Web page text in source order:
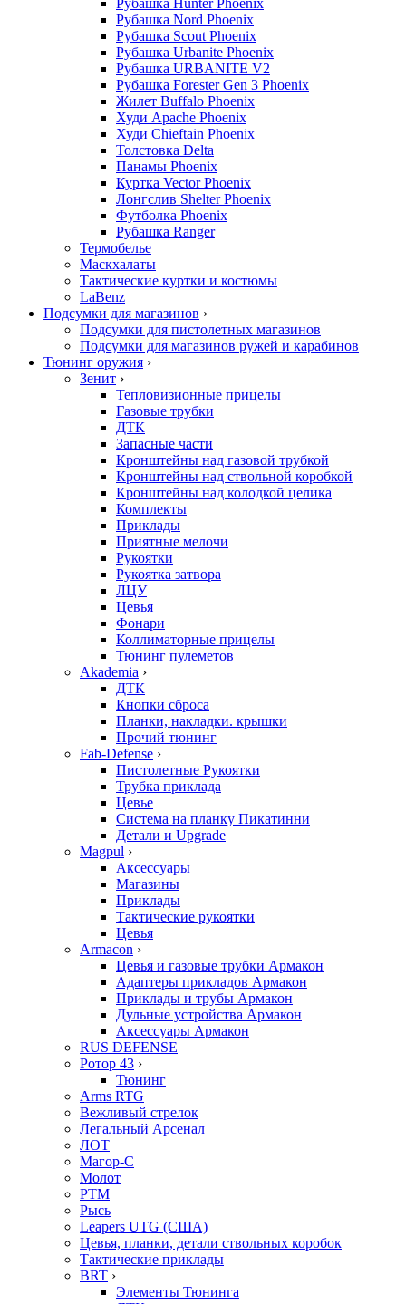
Рубашка Hunter Phoenix
Рубашка Nord Phoenix
Рубашка Scout Phoenix
Рубашка Urbanite Phoenix
Рубашка URBANITE V2
Рубашка Forester Gen 3 Phoenix
Жилет Buffalo Phoenix
Худи Apache Phoenix
Худи Chieftain Phoenix
Толстовка Delta
Панамы Phoenix
Куртка Vector Phoenix
Лонгслив Shelter Phoenix
Футболка Phoenix
Рубашка Ranger
Термобелье
Маскхалаты
Тактические куртки и костюмы
LaBenz
Подсумки для магазинов ›
Подсумки для пистолетных магазинов
Подсумки для магазинов ружей и карабинов
Тюнинг оружия ›
Зенит ›
Тепловизионные прицелы
Газовые трубки
ДТК
Запасные части
Кронштейны над газовой трубкой
Кронштейны над ствольной коробкой
Кронштейны над колодкой целика
Комплекты
Приклады
Приятные мелочи
Рукоятки
Рукоятка затвора
ЛЦУ
Цевья
Фонари
Коллиматорные прицелы
Тюнинг пулеметов
Akademia ›
ДТК
Кнопки сброса
Планки, накладки. крышки
Прочий тюнинг
Fab-Defense ›
Пистолетные Рукоятки
Трубка приклада
Цевье
Система на планку Пикатинни
Детали и Upgrade
Magpul ›
Аксессуары
Магазины
Приклады
Тактические рукоятки
Цевья
Armacon ›
Цевья и газовые трубки Армакон
Адаптеры прикладов Армакон
Приклады и трубы Армакон
Дульные устройства Армакон
Аксессуары Армакон
RUS DEFENSE
Ротор 43 ›
Тюнинг
Arms RTG
Вежливый стрелок
Легальный Арсенал
ЛОТ
Магор-С
Молот
РТМ
Рысь
Leapers UTG (США)
Цевья, планки, детали ствольных коробок
Тактические приклады
BRT ›
Элементы Тюнинга